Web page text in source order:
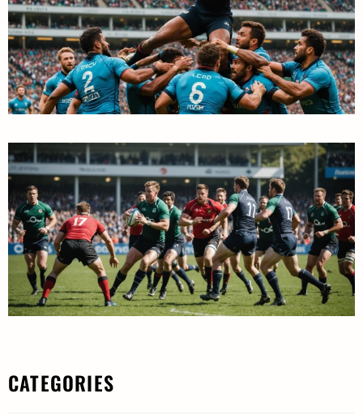
CATEGORIES